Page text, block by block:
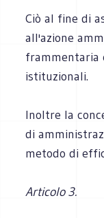
Ciò al fine di
all'azione
frammentaria
istituzionali.
Inoltre la
di
metodo di
Articolo 3.